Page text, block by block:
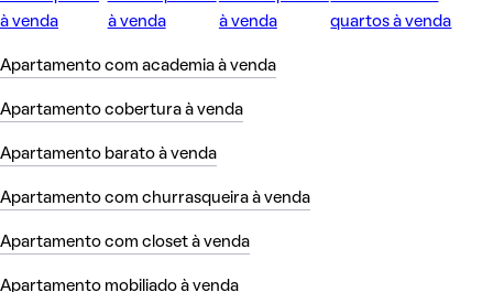
à venda
à venda
à venda
quartos à venda
Apartamento com academia à venda
Apartamento cobertura à venda
Apartamento barato à venda
Apartamento com churrasqueira à venda
Apartamento com closet à venda
Apartamento mobiliado à venda